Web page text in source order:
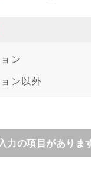
ン
ン以外
力の項目がありま